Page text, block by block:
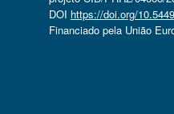
DOI https://doi.org/
Financiado pela União